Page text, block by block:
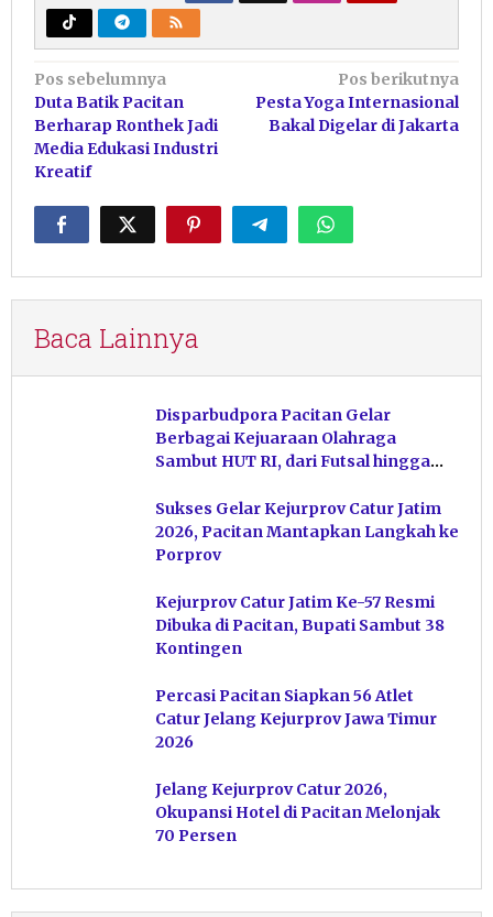
Navigasi
pos
Pos sebelumnya
Duta Batik Pacitan
Berharap Ronthek Jadi
Media Edukasi Industri
Kreatif
Pos berikutnya
Pesta Yoga Internasional
Bakal Digelar di Jakarta
Baca Lainnya
Disparbudpora Pacitan Gelar
Berbagai Kejuaraan Olahraga
Sambut HUT RI, dari Futsal hingga
Sukses Gelar Kejurprov Catur Jatim
2026, Pacitan Mantapkan Langkah ke
Porprov
Kejurprov Catur Jatim Ke-57 Resmi
Dibuka di Pacitan, Bupati Sambut 38
Kontingen
Percasi Pacitan Siapkan 56 Atlet
Catur Jelang Kejurprov Jawa Timur
2026
Jelang Kejurprov Catur 2026,
Okupansi Hotel di Pacitan Melonjak
70 Persen